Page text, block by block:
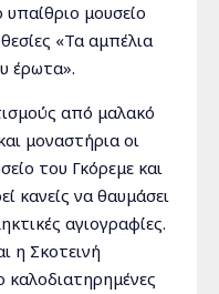
μουσείο
«Τα αμπέλια
έρωτα».
από μαλακό
μοναστήρια οι
του Γκόρεμε και
κανείς να θαυμάσει
αγιογραφίες.
η Σκοτεινή
καλοδιατηρημένες